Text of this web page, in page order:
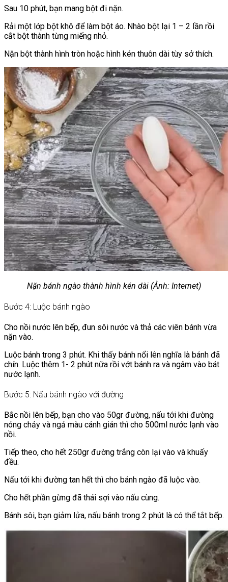
Sau 10 phút, bạn mang bột đi nặn.
Rải một lớp bột khô để làm bột áo. Nhào bột lại 1 – 2 lần rồi
cắt bột thành từng miếng nhỏ.
Nặn bột thành hình tròn hoặc hình kén thuôn dài tùy sở thích.
Nặn bánh ngào thành hình kén dài (Ảnh: Internet)
Bước 4: Luộc bánh ngào
Cho nồi nước lên bếp, đun sôi nước và thả các viên bánh vừa
nặn vào.
Luộc bánh trong 3 phút. Khi thấy bánh nổi lên nghĩa là bánh đã
chín. Luộc thêm 1- 2 phút nữa rồi vớt bánh ra và ngâm vào bát
nước lạnh.
Bước 5: Nấu bánh ngào với đường
Bắc nồi lên bếp, bạn cho vào 50gr đường, nấu tới khi đường
nóng chảy và ngả màu cánh gián thì cho 500ml nước lạnh vào
nồi.
Tiếp theo, cho hết 250gr đường trắng còn lại vào và khuấy
đều.
Nấu tới khi đường tan hết thì cho bánh ngào đã luộc vào.
Cho hết phần gừng đã thái sợi vào nấu cùng.
Bánh sôi, bạn giảm lửa, nấu bánh trong 2 phút là có thể tắt bếp.